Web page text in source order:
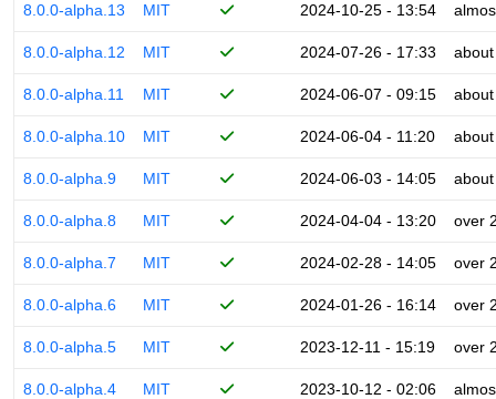
8.0.0-alpha.13 MIT 2024-10-25 - 13:54
8.0.0-alpha.12 MIT 2024-07-26 - 17:33
8.0.0-alpha.11 MIT 2024-06-07 - 09:15
8.0.0-alpha.10 MIT 2024-06-04 - 11:20
8.0.0-alpha.9 MIT 2024-06-03 - 14:05
8.0.0-alpha.8 MIT 2024-04-04 - 13:20 over
8.0.0-alpha.7 MIT 2024-02-28 - 14:05 over
8.0.0-alpha.6 MIT 2024-01-26 - 16:14 over
8.0.0-alpha.5 MIT 2023-12-11 - 15:19 over
8.0.0-alpha.4 MIT 2023-10-12 - 02:06